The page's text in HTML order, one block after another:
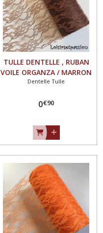
TULLE DENTELLE , RUBAN
VOILE ORGANZA / MARRON
** 15 cm ** Vendu au
décoration - TD01
Dentelle Tulle
0€90